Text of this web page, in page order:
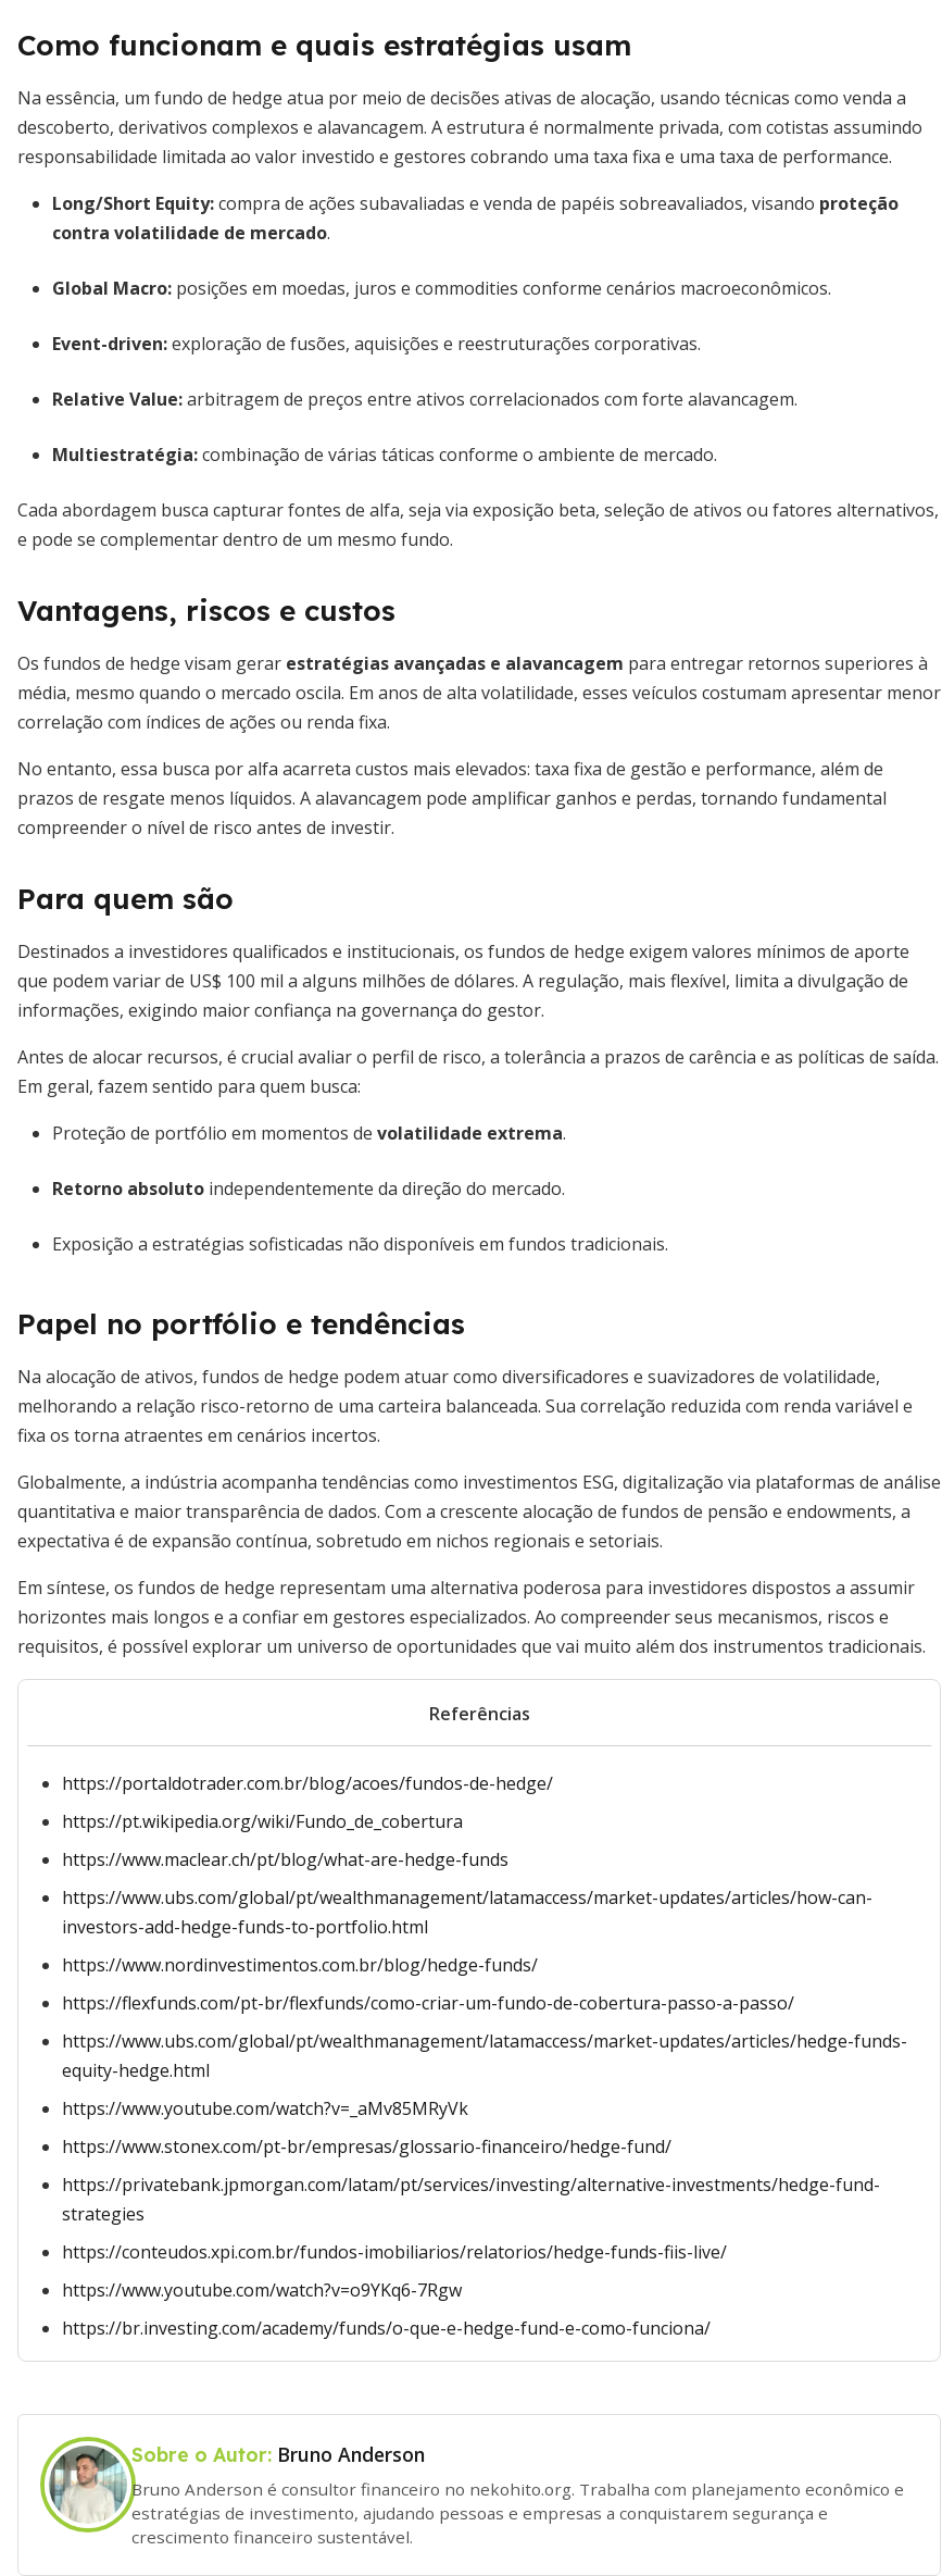
Como funcionam e quais estratégias usam
Na essência, um fundo de hedge atua por meio de decisões ativas de alocação, usando técnicas como venda a
descoberto, derivativos complexos e alavancagem. A estrutura é normalmente privada, com cotistas assumindo
responsabilidade limitada ao valor investido e gestores cobrando uma taxa fixa e uma taxa de performance.
Long/Short Equity:compra de ações subavaliadas e venda de papéis sobreavaliados, visando proteção
contra volatilidade de mercado.
Global Macro: posições em moedas, juros e commodities conforme cenários macroeconômicos.
Event-driven:exploração de fusões, aquisições e reestruturações corporativas.
Relative Value:arbitragem de preços entre ativos correlacionados com forte alavancagem.
Multiestratégia:combinação de várias táticas conforme o ambiente de mercado.
Cada abordagem busca capturar fontes de alfa, seja via exposição beta, seleção de ativos ou fatores alternativos,
e pode se complementar dentro de um mesmo fundo.
Vantagens, riscos e custos
Os fundos de hedge visam gerar estratégias avançadas e alavancagem para entregar retornos superiores à
média, mesmo quando o mercado oscila. Em anos de alta volatilidade, esses veículos costumam apresentar menor
correlação com índices de ações ou renda fixa.
No entanto, essa busca por alfa acarreta custos mais elevados: taxa fixa de gestão e performance, além de
prazos de resgate menos líquidos. A alavancagem pode amplificar ganhos e perdas, tornando fundamental
compreender o nível de risco antes de investir.
Para quem são
Destinados a investidores qualificados e institucionais, os fundos de hedge exigem valores mínimos de aporte
que podem variar de US$ 100 mil a alguns milhões de dólares. A regulação, mais flexível, limita a divulgação de
informações, exigindo maior confiança na governança do gestor.
Antes de alocar recursos, é crucial avaliar o perfil de risco, a tolerância a prazos de carência e as políticas de saída.
Em geral, fazem sentido para quem busca:
Proteção de portfólio em momentos de volatilidade extrema.
Retorno absoluto independentemente da direção do mercado.
Exposição a estratégias sofisticadas não disponíveis em fundos tradicionais.
Papel no portfólio e tendências
Na alocação de ativos, fundos de hedge podem atuar como diversificadores e suavizadores de volatilidade,
melhorando a relação risco-retorno de uma carteira balanceada. Sua correlação reduzida com renda variável e
fixa os torna atraentes em cenários incertos.
Globalmente, a indústria acompanha tendências como investimentos ESG, digitalização via plataformas de análise
quantitativa e maior transparência de dados. Com a crescente alocação de fundos de pensão e endowments, a
expectativa é de expansão contínua, sobretudo em nichos regionais e setoriais.
Em síntese, os fundos de hedge representam uma alternativa poderosa para investidores dispostos a assumir
horizontes mais longos e a confiar em gestores especializados. Ao compreender seus mecanismos, riscos e
requisitos, é possível explorar um universo de oportunidades que vai muito além dos instrumentos tradicionais.
Referências
https://portaldotrader.com.br/blog/acoes/fundos-de-hedge/
https://pt.wikipedia.org/wiki/Fundo_de_cobertura
https://www.maclear.ch/pt/blog/what-are-hedge-funds
https://www.ubs.com/global/pt/wealthmanagement/latamaccess/market-updates/articles/how-can-
investors-add-hedge-funds-to-portfolio.html
https://www.nordinvestimentos.com.br/blog/hedge-funds/
https://flexfunds.com/pt-br/flexfunds/como-criar-um-fundo-de-cobertura-passo-a-passo/
https://www.ubs.com/global/pt/wealthmanagement/latamaccess/market-updates/articles/hedge-funds-
equity-hedge.html
https://www.youtube.com/watch?v=_aMv85MRyVk
https://www.stonex.com/pt-br/empresas/glossario-financeiro/hedge-fund/
https://privatebank.jpmorgan.com/latam/pt/services/investing/alternative-investments/hedge-fund-
strategies
https://conteudos.xpi.com.br/fundos-imobiliarios/relatorios/hedge-funds-fiis-live/
https://www.youtube.com/watch?v=o9YKq6-7Rgw
https://br.investing.com/academy/funds/o-que-e-hedge-fund-e-como-funciona/
Sobre o Autor: Bruno Anderson
Bruno Anderson é consultor financeiro no nekohito.org. Trabalha com planejamento econômico e
estratégias de investimento, ajudando pessoas e empresas a conquistarem segurança e
crescimento financeiro sustentável.